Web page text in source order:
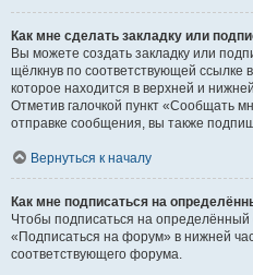
Как мне сделать закладку или
Вы можете создать закладку или
щёлкнув по соответствующей ссылке
которое находится в верхней и
Отметив галочкой пункт «Сообщать
отправке сообщения, вы также
Вернуться к началу
Как мне подписаться на
Чтобы подписаться на
«Подписаться на форум» в нижней
соответствующего форума.